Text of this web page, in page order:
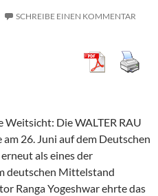
SCHREIBE EINEN KOMMENTAR
Die WALTER RAU
26. Juni auf dem Deutschen
als eines der
deutschen Mittelstand
Ranga Yogeshwar ehrte das